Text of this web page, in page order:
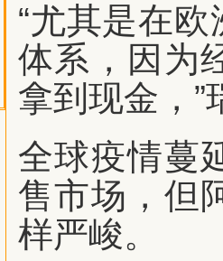
“尤其是在
体系，因为
拿到现金，”
全球疫情蔓
售市场，但
样严峻。